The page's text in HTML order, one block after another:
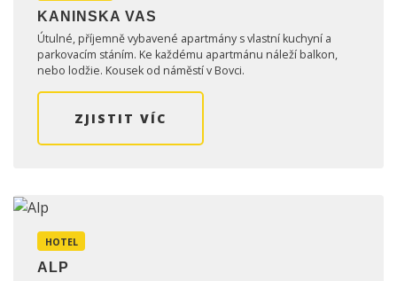
KANINSKA VAS
Útulné, příjemně vybavené apartmány s vlastní kuchyní a
parkovacím stáním. Ke každému apartmánu náleží balkon,
nebo lodžie. Kousek od náměstí v Bovci.
ZJISTIT VÍC
HOTEL
ALP